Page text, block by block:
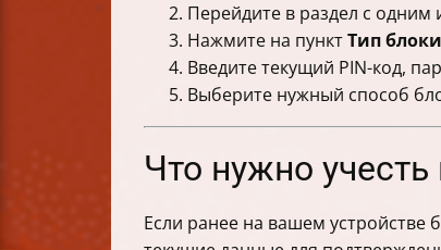
Перейдите в раздел с
Нажмите на пунктТип
Введите текущий PIN-код,
Выберите нужный способ
Что нужно
Если ранее на вашем устройстве